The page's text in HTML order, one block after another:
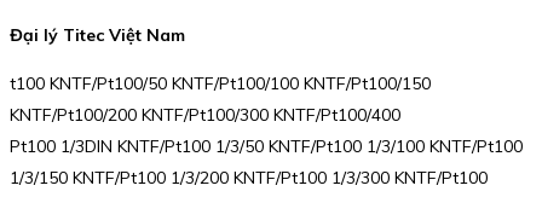
Đại lý Titec Việt Nam
t100 KNTF/Pt100/50 KNTF/Pt100/100 KNTF/Pt100/150
KNTF/Pt100/200 KNTF/Pt100/300 KNTF/Pt100/400
Pt100 1/3DIN KNTF/Pt100 1/3/50 KNTF/Pt100 1/3/100 KNTF/Pt100
1/3/150 KNTF/Pt100 1/3/200 KNTF/Pt100 1/3/300 KNTF/Pt100